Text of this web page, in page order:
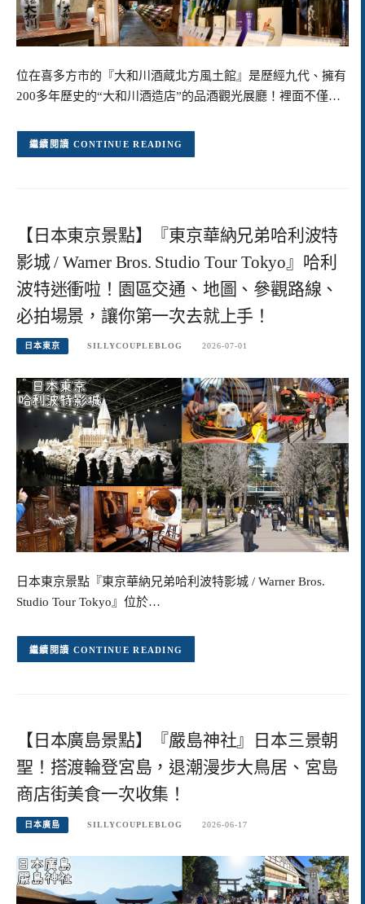
位在喜多方市的『大和川酒蔵北方風土館』是歷經九代、擁有
200多年歷史的“大和川酒造店”的品酒觀光展廳！裡面不僅…
CONTINUE READING
【日本東京景點】『東京華納兄弟哈利波特
影城 / Warner Bros. Studio Tour Tokyo』哈利
波特迷衝啦！園區交通、地圖、參觀路線、
必拍場景，讓你第一次去就上手！
日本東京 SILLYCOUPLEBLOG 2026-07-01
日本東京景點『東京華納兄弟哈利波特影城 / Warner Bros.
Studio Tour Tokyo』位於…
CONTINUE READING
【日本廣島景點】『嚴島神社』日本三景朝
聖！搭渡輪登宮島，退潮漫步大鳥居、宮島
商店街美食一次收集！
日本廣島 SILLYCOUPLEBLOG 2026-06-17